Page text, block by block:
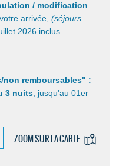
/ modification
arrivée, (séjours
2026 inclus
remboursables" :
3 nuits jusqu'au 01er
ZOOM SUR LA CARTE